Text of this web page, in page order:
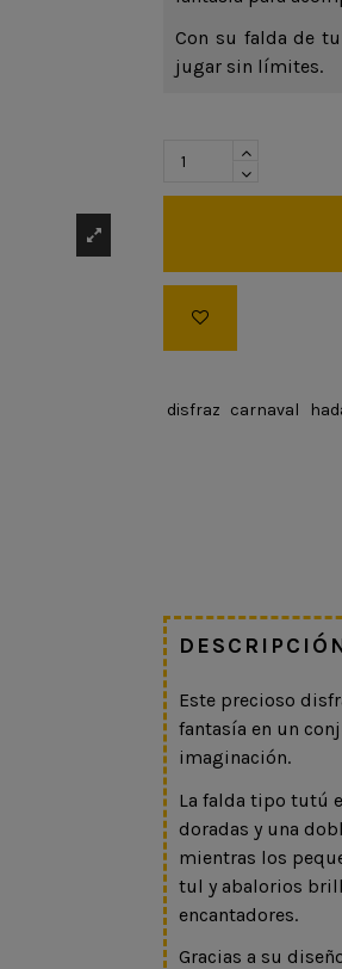
Con su falda de
jugar sin límites.
disfraz carnaval
Este precioso
fantasía en un
imaginación.
La falda tipo tutú
doradas y una
mientras los
tul y abalorios
encantadores.
Gracias a su